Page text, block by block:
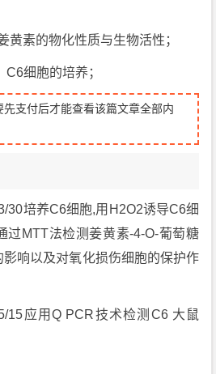
黄素的物化性质与生物活性；
细胞的培养；
支付后才能查看该篇文章全部内
30培养C6细胞,用H2O2诱导C6细
过MTT法检测姜黄素-4-O-葡萄糖
响以及对氧化损伤细胞的保护作
15应用Q PCR技术检测C6 大鼠